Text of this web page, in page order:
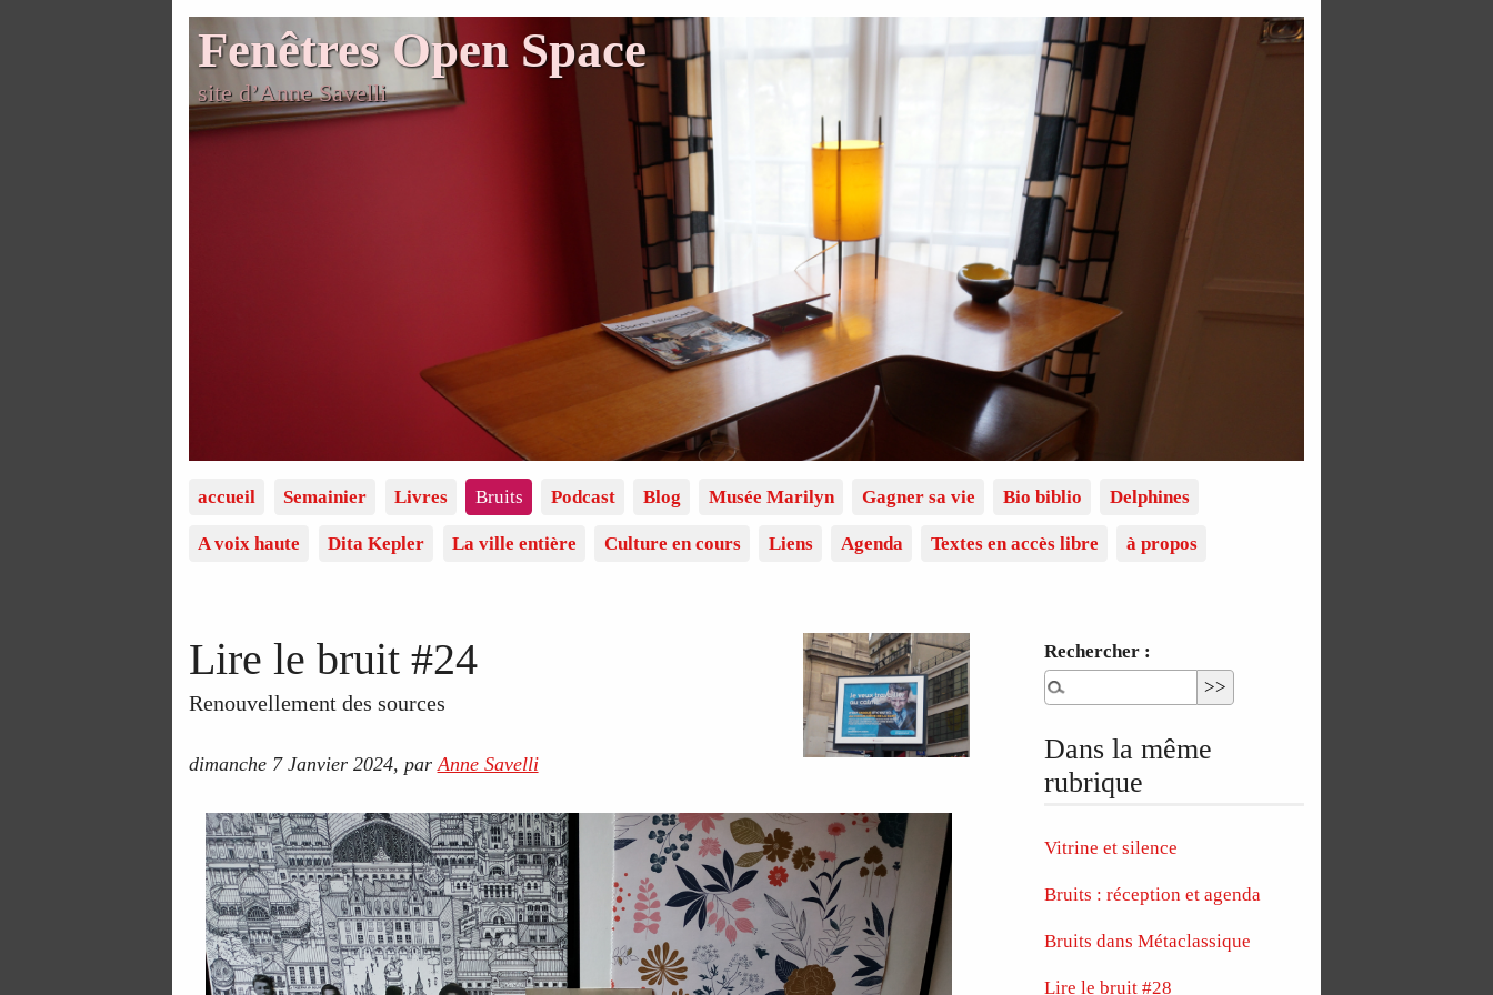
Fenêtres Open Space
site d’Anne Savelli
accueil Semainier Livres Bruits Podcast Blog Musée Marilyn Gagner sa vie Bio biblio Delphines
A voix haute Dita Kepler La ville entière Culture en cours Liens Agenda Textes en accès libre à propos
Lire le bruit #24
Renouvellement des sources
dimanche 7 Janvier 2024, par Anne Savelli
Rechercher :
Dans la même
rubrique
Vitrine et silence
Bruits : réception et agenda
Bruits dans Métaclassique
Lire le bruit #28